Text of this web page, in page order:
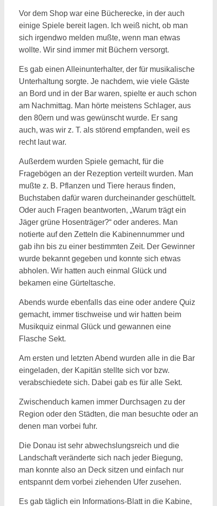
Vor dem Shop war eine Bücherecke, in der auch
einige Spiele bereit lagen. Ich weiß nicht, ob man
sich irgendwo melden mußte, wenn man etwas
wollte. Wir sind immer mit Büchern versorgt.
Es gab einen Alleinunterhalter, der für musikalische
Unterhaltung sorgte. Je nachdem, wie viele Gäste
an Bord und in der Bar waren, spielte er auch schon
am Nachmittag. Man hörte meistens Schlager, aus
den 80ern und was gewünscht wurde. Er sang
auch, was wir z. T. als störend empfanden, weil es
recht laut war.
Außerdem wurden Spiele gemacht, für die
Fragebögen an der Rezeption verteilt wurden. Man
mußte z. B. Pflanzen und Tiere heraus finden,
Buchstaben dafür waren durcheinander geschüttelt.
Oder auch Fragen beantworten, „Warum trägt ein
Jäger grüne Hosenträger?“ oder anderes. Man
notierte auf den Zetteln die Kabinennummer und
gab ihn bis zu einer bestimmten Zeit. Der Gewinner
wurde bekannt gegeben und konnte sich etwas
abholen. Wir hatten auch einmal Glück und
bekamen eine Gürteltasche.
Abends wurde ebenfalls das eine oder andere Quiz
gemacht, immer tischweise und wir hatten beim
Musikquiz einmal Glück und gewannen eine
Flasche Sekt.
Am ersten und letzten Abend wurden alle in die Bar
eingeladen, der Kapitän stellte sich vor bzw.
verabschiedete sich. Dabei gab es für alle Sekt.
Zwischenduch kamen immer Durchsagen zu der
Region oder den Städten, die man besuchte oder an
denen man vorbei fuhr.
Die Donau ist sehr abwechslungsreich und die
Landschaft veränderte sich nach jeder Biegung,
man konnte also an Deck sitzen und einfach nur
entspannt dem vorbei ziehenden Ufer zusehen.
Es gab täglich ein Informations-Blatt in die Kabine,